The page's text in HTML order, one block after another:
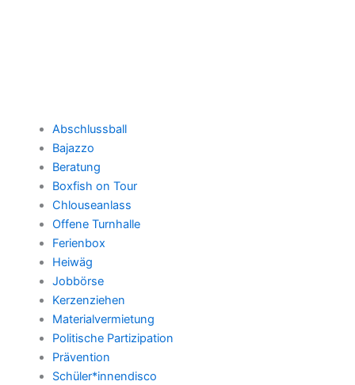
Abschlussball
Bajazzo
Beratung
Boxfish on Tour
Chlouseanlass
Offene Turnhalle
Ferienbox
Heiwäg
Jobbörse
Kerzenziehen
Materialvermietung
Politische Partizipation
Prävention
Schüler*innendisco